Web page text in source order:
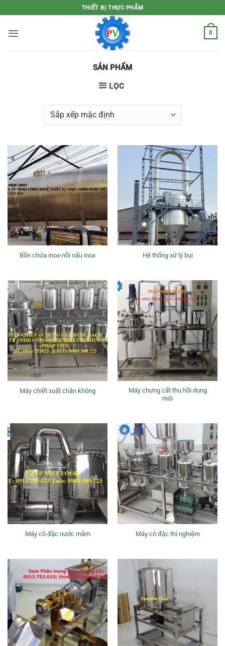
qua
nội
THIẾT BỊ THỰC PHẨM
0
SẢN PHẨM
LỌC
Bồn chứa inox-nồi nấu inox Hệ thống xử lý bụi
Máy chiết xuất chân không
Máy chưng cất thu hồi dung
môi
Máy cô đặc nước mắm Máy cô đặc thí nghiệm